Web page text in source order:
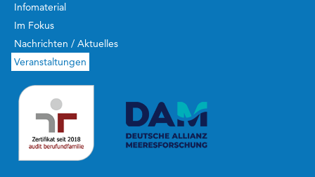
Infomaterial
Im Fokus
Nachrichten / Aktuelles
Veranstaltungen